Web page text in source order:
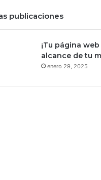
publicaciones
¡Tu página
alcance de tu
enero 29, 2025